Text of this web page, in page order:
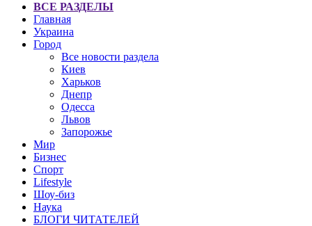
ВСЕ РАЗДЕЛЫ
Главная
Украина
Город
Все новости раздела
Киев
Харьков
Днепр
Одесса
Львов
Запорожье
Мир
Бизнес
Спорт
Lifestyle
Шоу-биз
Наука
БЛОГИ ЧИТАТЕЛЕЙ